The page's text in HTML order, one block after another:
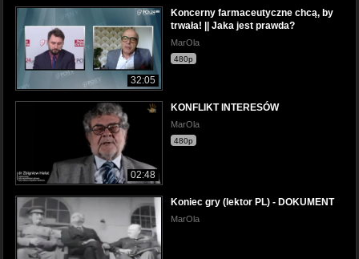
32:05
Koncerny farmaceutyczne chcą, by
trwała! || Jaka jest prawda?
MarOla
480p
02:48
KONFLIKT INTERESÓW
MarOla
480p
Koniec gry (lektor PL) - DOKUMENT
MarOla